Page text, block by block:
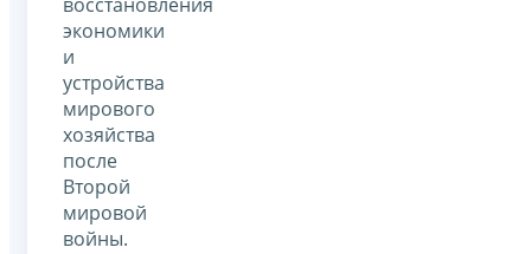
экономики
и
устройства
мирового
хозяйства
после
Второй
мировой
войны.